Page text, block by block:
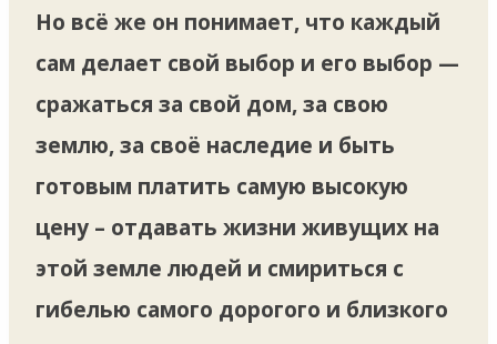
Но всё же он понимает, что каждый
сам делает свой выбор и его выбор —
сражаться за свой дом, за свою
землю, за своё наследие и быть
готовым платить самую высокую
цену – отдавать жизни живущих на
этой земле людей и смириться с
гибелью самого дорогого и близкого